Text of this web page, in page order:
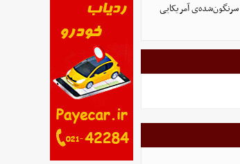
تازه منتشر شده از صندلی اف۱۵ سرنگون‌شده‌ی آمریکایی